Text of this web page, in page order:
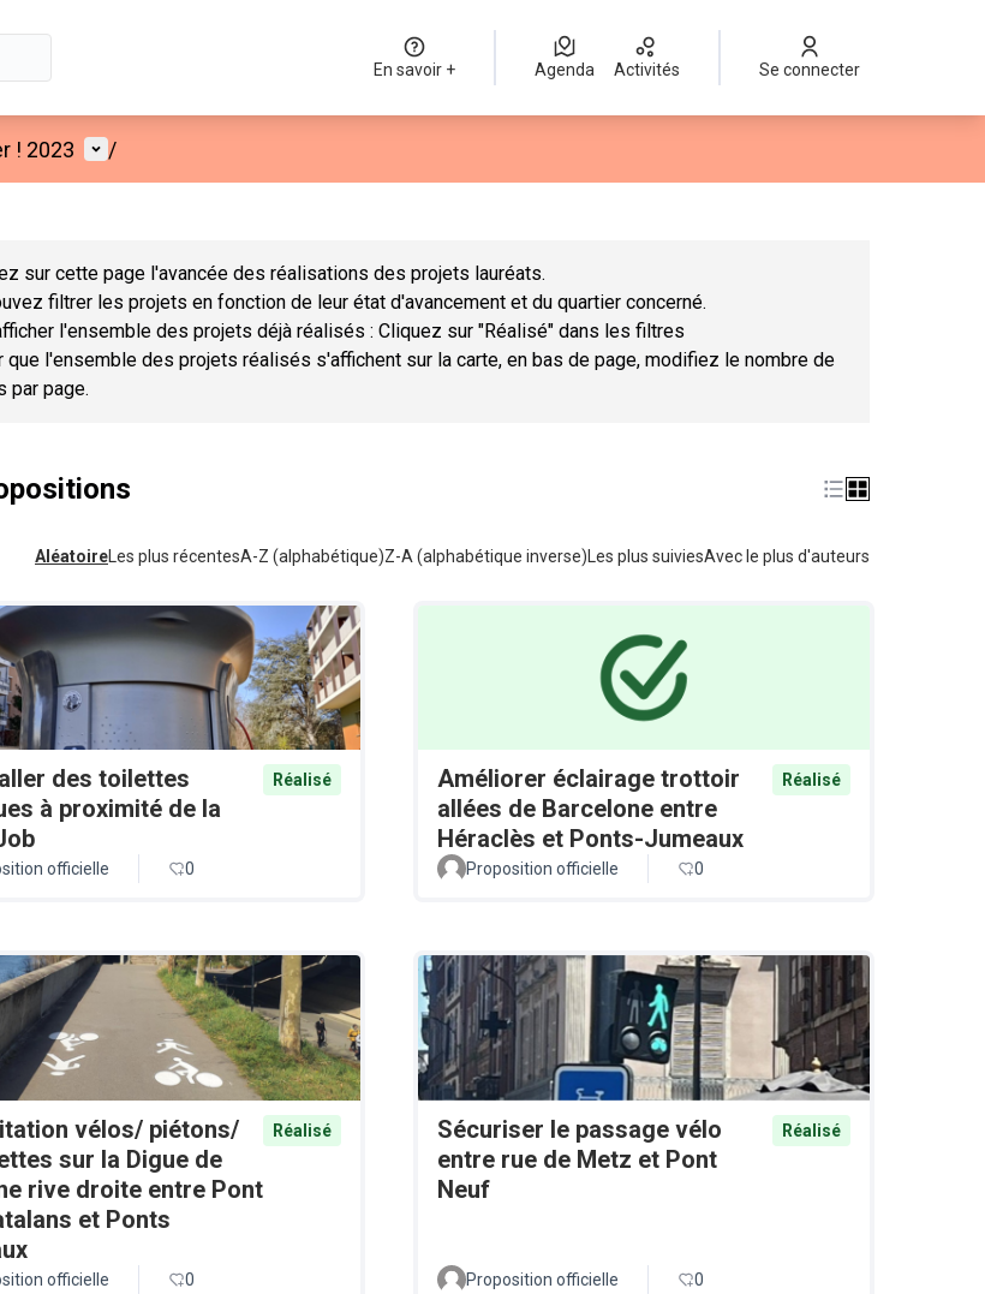
En savoir + Agenda Activités Se connecter
! 2023 Menu utilisateur
/
sur cette page l'avancée des réalisations des projets lauréats.
filtrer les projets en fonction de leur état d'avancement et du quartier concerné.
l'ensemble des projets déjà réalisés : Cliquez sur "Réalisé" dans les filtres
l'ensemble des projets réalisés s'affichent sur la carte, en bas de page, modifiez le nombre de
par page.
Aléatoire Les plus récentesA-Z (alphabétique)Z-A (alphabétique inverse) Les plus suiviesAvec le plus d'auteurs
des toilettes
à proximité de la
Réalisé
officielle 0
Améliorer éclairage trottoir
allées de Barcelone entre
Héraclès et Ponts-Jumeaux
Réalisé
Proposition officielle 0
vélos/ piétons/
sur la Digue de
rive droite entre Pont
et Ponts
Réalisé
officielle 0
Sécuriser le passage vélo
entre rue de Metz et Pont
Neuf
Réalisé
Proposition officielle 0